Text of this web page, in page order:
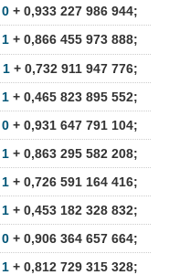
0 + 0,933 227 986 944;
1 + 0,866 455 973 888;
1 + 0,732 911 947 776;
1 + 0,465 823 895 552;
0 + 0,931 647 791 104;
1 + 0,863 295 582 208;
1 + 0,726 591 164 416;
1 + 0,453 182 328 832;
0 + 0,906 364 657 664;
1 + 0,812 729 315 328;